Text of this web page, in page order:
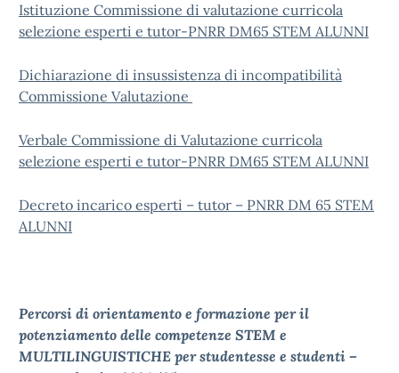
Istituzione Commissione di valutazione curricola
selezione esperti e tutor-PNRR DM65 STEM ALUNNI
Dichiarazione di insussistenza di incompatibilità
Commissione Valutazione
Verbale Commissione di Valutazione curricola
selezione esperti e tutor-PNRR DM65 STEM ALUNNI
Decreto incarico esperti – tutor – PNRR DM 65 STEM
ALUNNI
Percorsi di orientamento e formazione per il
potenziamento delle competenze STEM e
MULTILINGUISTICHE per studentesse e studenti –